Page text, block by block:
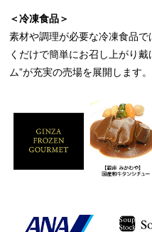
＜冷凍食品＞
素材や調理が必要な冷凍食品
くだけで簡単にお召し上がり
ム”が充実の売場を展開します。